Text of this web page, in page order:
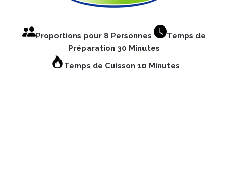
Proportions pour 8 Personnes
Temps de
Préparation 30 Minutes
Temps de Cuisson 10 Minutes